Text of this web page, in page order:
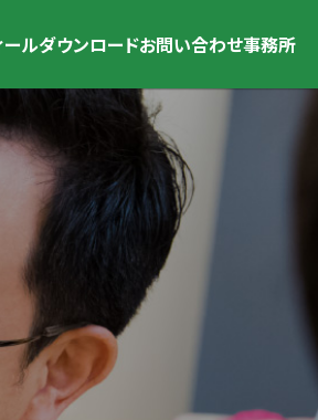
ールダウンロードお問い合わせ事務所